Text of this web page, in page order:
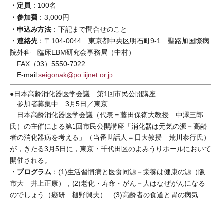
・定員 ：100名
・参加費 ：3,000円
・申込み方法 ：下記まで問合せのこと
・連絡先：〒104-0044 東京都中央区明石町9-1 聖路加国際病
院外科 臨床EBM研究会事務局（中村）
FAX（03）5550-7022
E-mail:seigonak@po.iijnet.or.jp
●日本高齢消化器医学会議 第1回市民公開講座
参加者募集中 3月5日／東京
日本高齢消化器医学会議（代表＝藤田保衛大教授 中澤三郎
氏）の主催による第1回市民公開講座「消化器は元気の源－高齢
者の消化器病を考える」（当番世話人＝日大教授 荒川泰行氏）
が，きたる3月5日に，東京・千代田区のよみうりホールにおいて
開催される。
・プログラム ：(1)生活習慣病と医食同源－栄養は健康の源（阪
市大 井上正康），(2)老化・寿命・がん－人はなぜがんになる
のでしょう（癌研 樋野興夫），(3)高齢者の食道と胃の病気